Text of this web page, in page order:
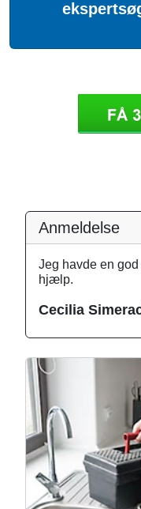
Anmeldelse
Jeg havde en
hjælp.
Cecilia